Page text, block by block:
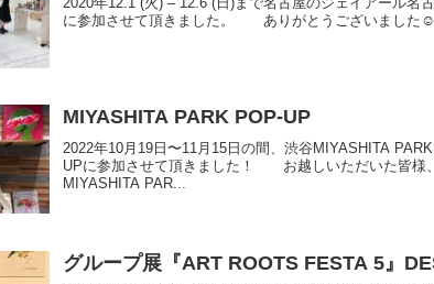
に参加させて頂きました。 ありがとうございました
MIYASHITA PARK POP-UP
2022年10月19日〜11月15日の間、渋谷MIYASHITA
UPに参加させて頂きました！ お越しいただいた皆
MIYASHITA PAR...
グループ展『ART ROOTS FESTA 5』